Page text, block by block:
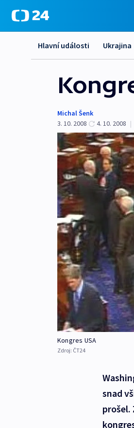
Hlavní události Ukrajina
Michal Šenk
3. 10. 2008
4. 10. 2008 |
Kongres USA
Zdroj: ČT24
snad
prošel.